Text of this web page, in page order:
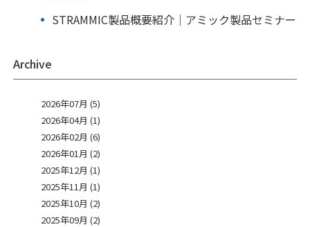
STRAMMIC製品概要紹介｜アミック製品セミナー
Archive
2026年07月 (5)
2026年04月 (1)
2026年02月 (6)
2026年01月 (2)
2025年12月 (1)
2025年11月 (1)
2025年10月 (2)
2025年09月 (2)